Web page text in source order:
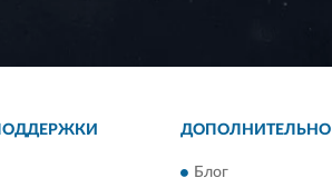
ДОПОЛНИТЕЛЬНО
Блог